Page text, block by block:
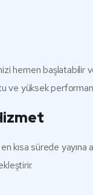
hemen başlatabilir
ve yüksek
en kısa sürede